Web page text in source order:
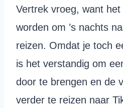
Vertrek vroeg, want
worden om ’s nachts
reizen. Omdat je toch
is het verstandig om
door te brengen en de
verder te reizen naar